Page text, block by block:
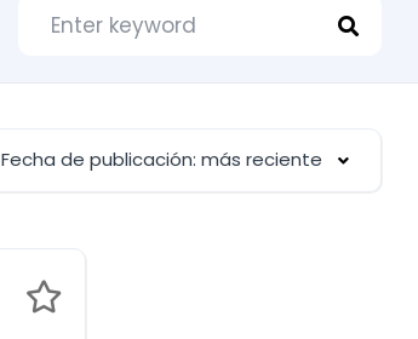
Fecha de publicación: más reciente